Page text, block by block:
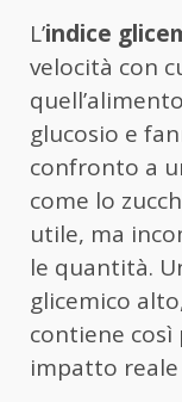
L’indice
velocità con
glucosio e
confronto a
come lo
utile, ma
le quantità.
glicemico
contiene
impatto